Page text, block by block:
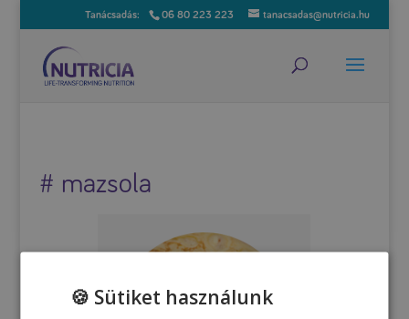
06 80 223 223 tanacsadas@nutricia.hu
# mazsola
🍪 Sütiket használunk